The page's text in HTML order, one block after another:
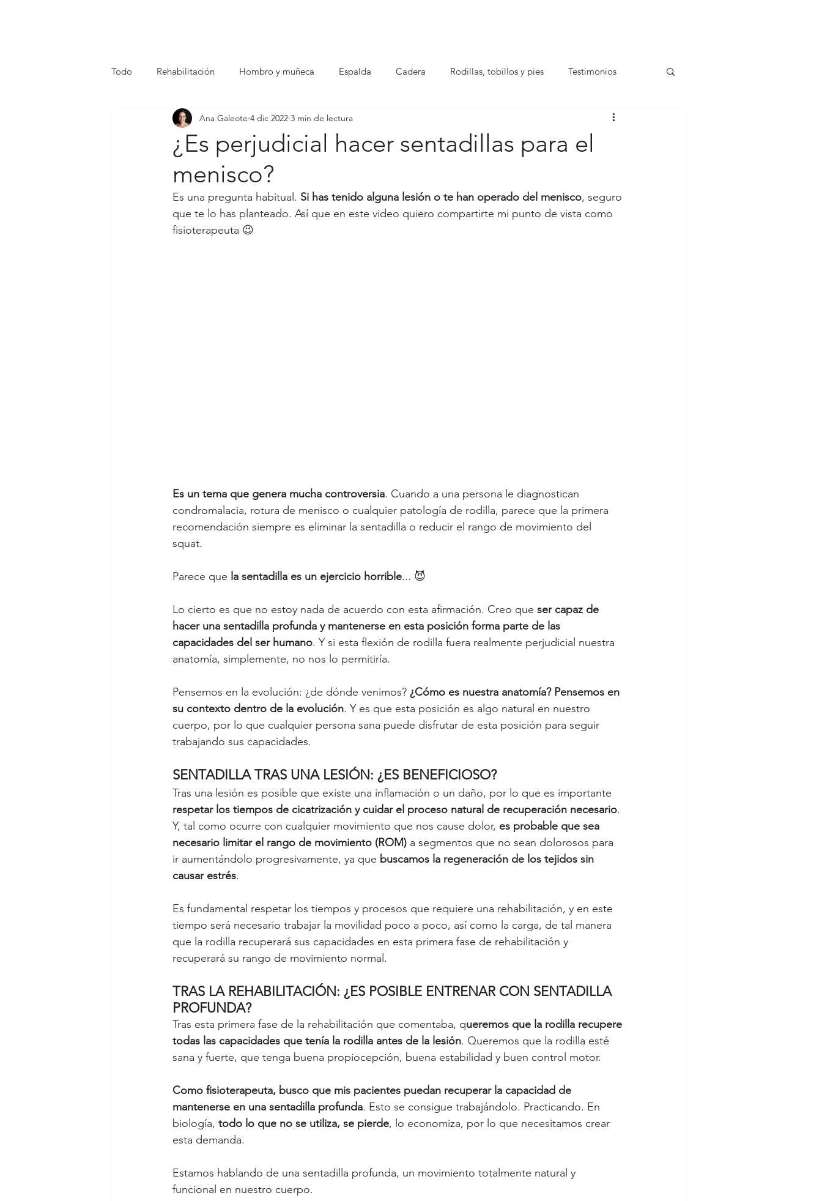
Todo Rehabilitación Hombro y muñeca Espalda Cadera Rodillas, tobillos y pies Testimonios
¿Es perjudicial hacer sentadillas para el
menisco?
Ana Galeote 4 dic 2022 3 min de lectura
Es una pregunta habitual. Si has tenido alguna lesión o te han operado del menisco, seguro
que te lo has planteado. Así que en este video quiero compartirte mi punto de vista como
fisioterapeuta 😉
Es un tema que genera mucha controversia. Cuando a una persona le diagnostican
condromalacia, rotura de menisco o cualquier patología de rodilla, parece que la primera
recomendación siempre es eliminar la sentadilla o reducir el rango de movimiento del
squat.
Parece que la sentadilla es un ejercicio horrible... 😈
Lo cierto es que no estoy nada de acuerdo con esta afirmación. Creo que ser capaz de
hacer una sentadilla profunda y mantenerse en esta posición forma parte de las
capacidades del ser humano. Y si esta flexión de rodilla fuera realmente perjudicial nuestra
anatomía, simplemente, no nos lo permitiría.
Pensemos en la evolución: ¿de dónde venimos? ¿Cómo es nuestra anatomía? Pensemos en
su contexto dentro de la evolución. Y es que esta posición es algo natural en nuestro
cuerpo, por lo que cualquier persona sana puede disfrutar de esta posición para seguir
trabajando sus capacidades.
SENTADILLA TRAS UNA LESIÓN: ¿ES BENEFICIOSO?
Tras una lesión es posible que existe una inflamación o un daño, por lo que es importante
respetar los tiempos de cicatrización y cuidar el proceso natural de recuperación necesario.
Y, tal como ocurre con cualquier movimiento que nos cause dolor, es probable que sea
necesario limitar el rango de movimiento (ROM) a segmentos que no sean dolorosos para
ir aumentándolo progresivamente, ya que buscamos la regeneración de los tejidos sin
causar estrés.
Es fundamental respetar los tiempos y procesos que requiere una rehabilitación, y en este
tiempo será necesario trabajar la movilidad poco a poco, así como la carga, de tal manera
que la rodilla recuperará sus capacidades en esta primera fase de rehabilitación y
recuperará su rango de movimiento normal.
TRAS LA REHABILITACIÓN: ¿ES POSIBLE ENTRENAR CON SENTADILLA
PROFUNDA?
Tras esta primera fase de la rehabilitación que comentaba, queremos que la rodilla recupere
todas las capacidades que tenía la rodilla antes de la lesión. Queremos que la rodilla esté
sana y fuerte, que tenga buena propiocepción, buena estabilidad y buen control motor.
Como fisioterapeuta, busco que mis pacientes puedan recuperar la capacidad de
mantenerse en una sentadilla profunda. Esto se consigue trabajándolo. Practicando. En
biología, todo lo que no se utiliza, se pierde, lo economiza, por lo que necesitamos crear
esta demanda.
Estamos hablando de una sentadilla profunda, un movimiento totalmente natural y
funcional en nuestro cuerpo.